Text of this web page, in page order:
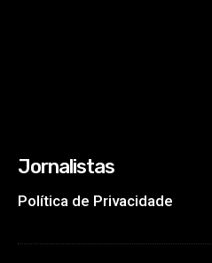
Jornalistas
Política de Privacidade